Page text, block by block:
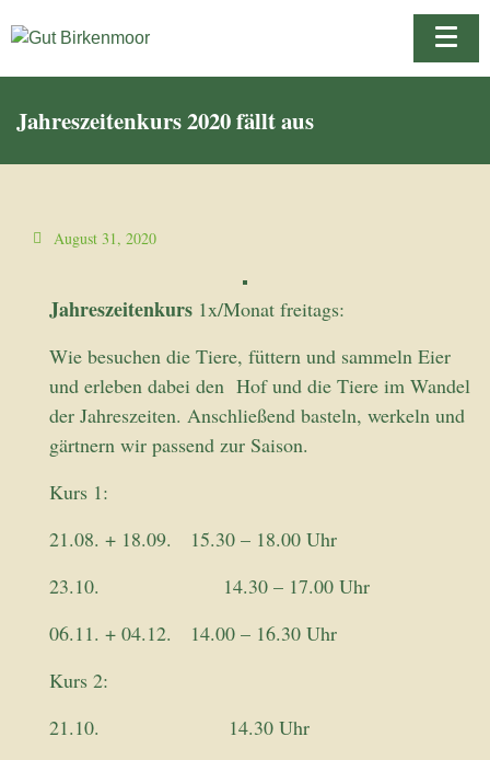
Jahreszeitenkurs 2020 fällt aus
August 31, 2020
Jahreszeitenkurs 1x/Monat freitags:
Wie besuchen die Tiere, füttern und sammeln Eier
und erleben dabei den Hof und die Tiere im Wandel
der Jahreszeiten. Anschließend basteln, werkeln und
gärtnern wir passend zur Saison.
Kurs 1:
21.08. + 18.09. 15.30 – 18.00 Uhr
23.10. 14.30 – 17.00 Uhr
06.11. + 04.12. 14.00 – 16.30 Uhr
Kurs 2:
21.10. 14.30 Uhr